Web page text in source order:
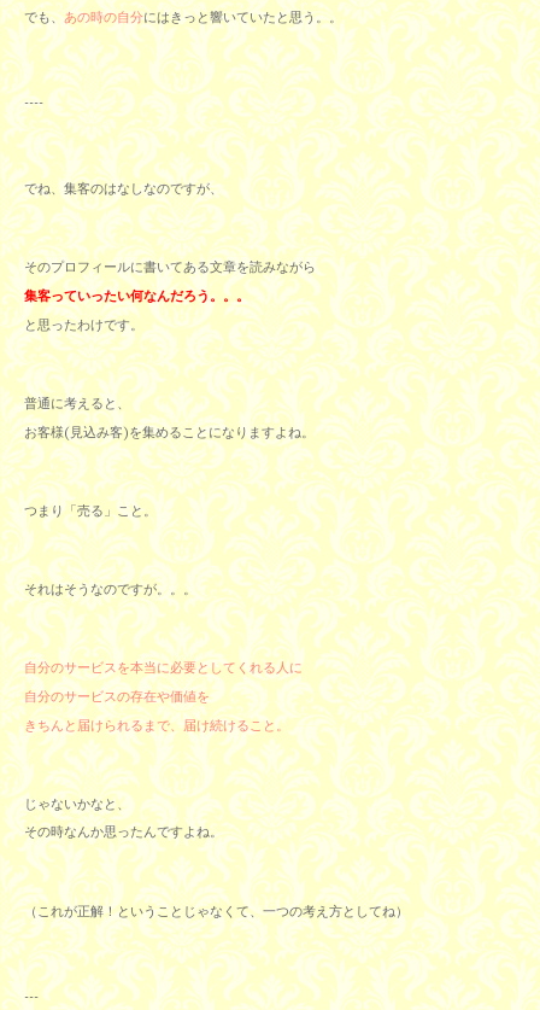
でも、あの時の自分にはきっと響いていたと思う。。
----
でね、集客のはなしなのですが、
そのプロフィールに書いてある文章を読みながら
集客っていったい何なんだろう。。。
と思ったわけです。
普通に考えると、
お客様(見込み客)を集めることになりますよね。
つまり「売る」こと。
それはそうなのですが。。。
自分のサービスを本当に必要としてくれる人に
自分のサービスの存在や価値を
きちんと届けられるまで、届け続けること。
じゃないかなと、
その時なんか思ったんですよね。
（これが正解！ということじゃなくて、一つの考え方としてね）
---